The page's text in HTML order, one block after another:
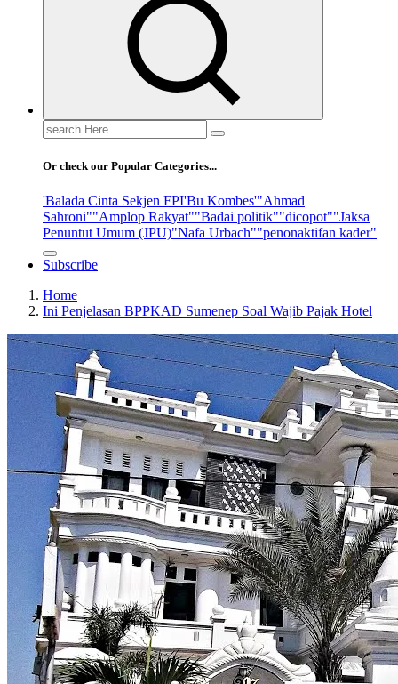
Search
for:
Or check our Popular Categories...
'Balada Cinta Sekjen FPI'Bu Kombes'"Ahmad
Sahroni""Amplop Rakyat""Badai politik""dicopot""Jaksa
Penuntut Umum (JPU)"Nafa Urbach""penonaktifan kader"
Subscribe
Home
Ini Penjelasan BPPKAD Sumenep Soal Wajib Pajak Hotel